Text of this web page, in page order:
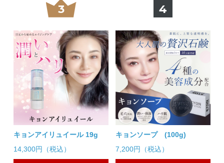
2025/03/30 投稿者：せとか おすすめレベル：★★★★★
今まで使ってきたブースターの中でこれ以上のものはないと感じ
初めて購入
2025/02/01 投稿者：Yuka おすすめレベル：★★★★★
顔の赤みで悩んでいます。
ブースターで良くなる事を願って注文しました。
夜から少しずつ使いたいです。
以前のブースターセラムも最高でしたが更にパワーアップしたと
のことで使うのがとても楽しみです!
3
キョンアイリュイール 19g
14,300円（税込）
4
キョンソープ (100g)
7,200円（税込）